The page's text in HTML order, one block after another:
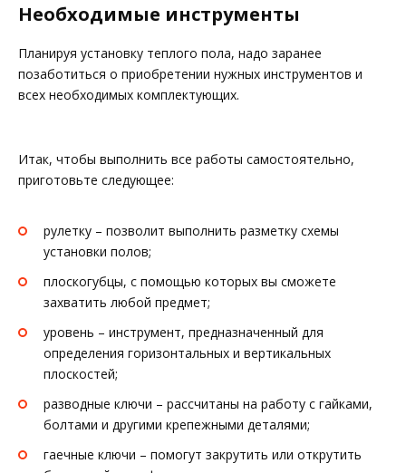
Необходимые инструменты
Планируя установку теплого пола, надо заранее
позаботиться о приобретении нужных инструментов и
всех необходимых комплектующих.
Итак, чтобы выполнить все работы самостоятельно,
приготовьте следующее:
рулетку – позволит выполнить разметку схемы
установки полов;
плоскогубцы, с помощью которых вы сможете
захватить любой предмет;
уровень – инструмент, предназначенный для
определения горизонтальных и вертикальных
плоскостей;
разводные ключи – рассчитаны на работу с гайками,
болтами и другими крепежными деталями;
гаечные ключи – помогут закрутить или открутить